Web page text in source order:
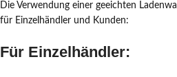
Die Verwendung einer geeichten
für Einzelhändler und Kunden:
Für Einzelhändler: